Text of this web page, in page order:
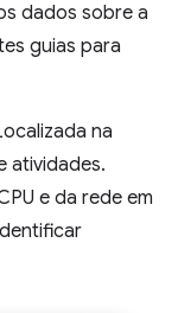
dados sobre a
guias para
na
atividades.
e da rede em